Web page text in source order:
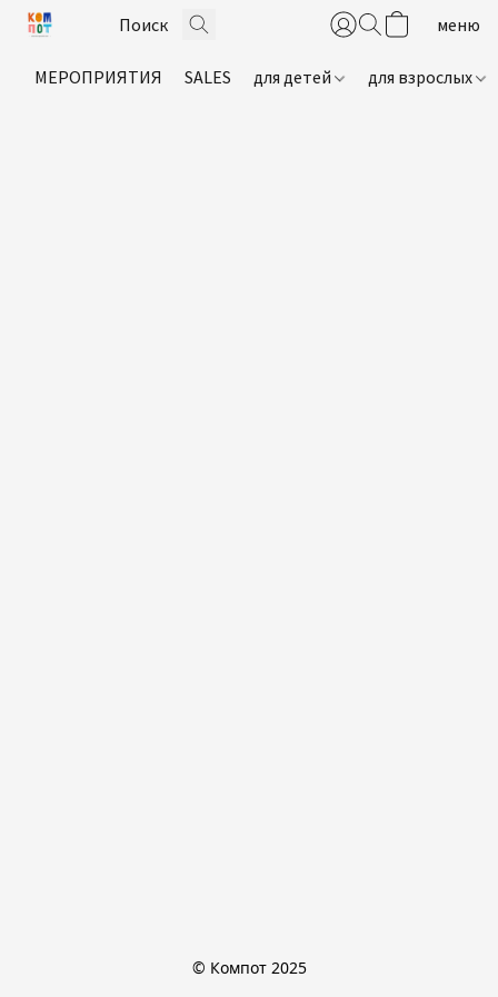
МЕРОПРИЯТИЯ SALES для детей для взрослых
© Компот 2025